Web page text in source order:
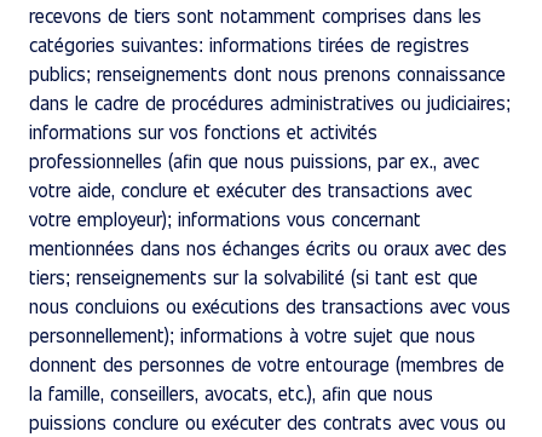
recevons de tiers sont notamment comprises dans les
catégories suivantes: informations tirées de registres
publics; renseignements dont nous prenons connaissance
dans le cadre de procédures administratives ou judiciaires;
informations sur vos fonctions et activités
professionnelles (afin que nous puissions, par ex., avec
votre aide, conclure et exécuter des transactions avec
votre employeur); informations vous concernant
mentionnées dans nos échanges écrits ou oraux avec des
tiers; renseignements sur la solvabilité (si tant est que
nous concluions ou exécutions des transactions avec vous
personnellement); informations à votre sujet que nous
donnent des personnes de votre entourage (membres de
la famille, conseillers, avocats, etc.), afin que nous
puissions conclure ou exécuter des contrats avec vous ou